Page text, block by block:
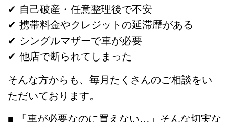
✔ 自己破産・任意整理後で不安
✔ 携帯料金やクレジットの延滞歴がある
✔ シングルマザーで車が必要
✔ 他店で断られてしまった
そんな方からも、毎月たくさんのご相談をい
ただいております。
■ 「車が必要なのに買えない…」そんな切実な